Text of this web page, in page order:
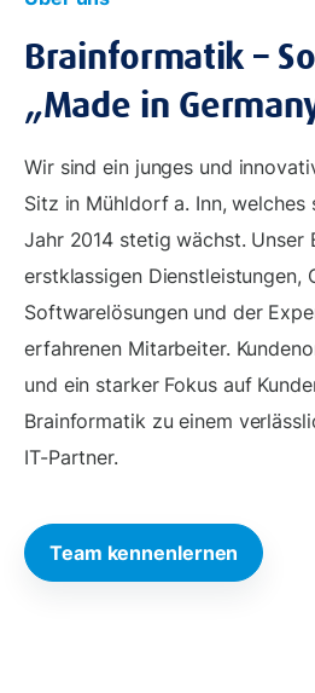
Brainformatik –
„Made in
Wir sind ein junges und
Sitz in Mühldorf a. Inn, welches
Jahr 2014 stetig wächst. Unser
erstklassigen Dienstleistungen,
Softwarelösungen und der
erfahrenen Mitarbeiter.
und ein starker Fokus auf
Brainformatik zu einem
IT-Partner.
Team kennenlernen